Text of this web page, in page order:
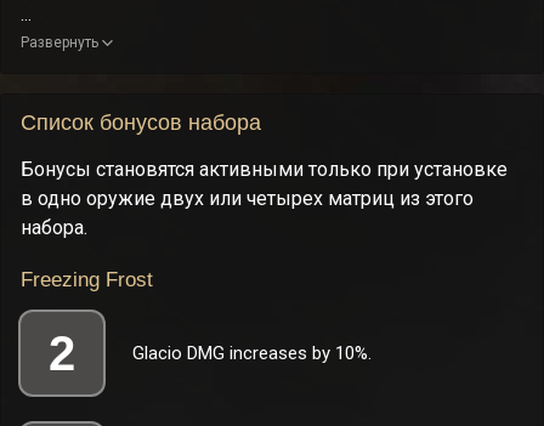
CD:8s.
Развернуть
Список бонусов набора
Бонусы становятся активными только при установке
в одно оружие двух или четырех матриц из этого
набора.
Freezing Frost
2 Glacio DMG increases by 10%.